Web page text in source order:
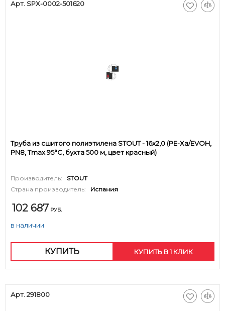
Арт. SPX-0002-501620
Труба из сшитого полиэтилена STOUT - 16x2,0 (PE-Xa/EVOH,
PN8, Tmax 95°C, бухта 500 м, цвет красный)
Производитель:
STOUT
Страна производитель:
Испания
102 687 РУБ.
в наличии
КУПИТЬ КУПИТЬ В 1 КЛИК
Арт. 291800